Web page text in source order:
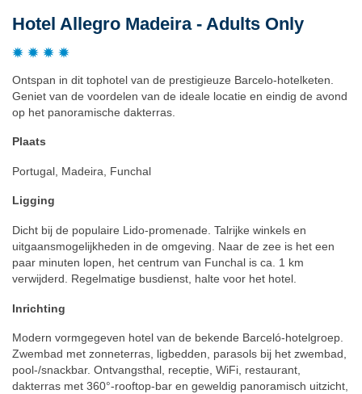
Hotel Allegro Madeira - Adults Only
Ontspan in dit tophotel van de prestigieuze Barcelo-hotelketen.
Geniet van de voordelen van de ideale locatie en eindig de avond
op het panoramische dakterras.
Plaats
Portugal, Madeira, Funchal
Ligging
Dicht bij de populaire Lido-promenade. Talrijke winkels en
uitgaansmogelijkheden in de omgeving. Naar de zee is het een
paar minuten lopen, het centrum van Funchal is ca. 1 km
verwijderd. Regelmatige busdienst, halte voor het hotel.
Inrichting
Modern vormgegeven hotel van de bekende Barceló-hotelgroep.
Zwembad met zonneterras, ligbedden, parasols bij het zwembad,
pool-/snackbar. Ontvangsthal, receptie, WiFi, restaurant,
dakterras met 360°-rooftop-bar en geweldig panoramisch uitzicht,